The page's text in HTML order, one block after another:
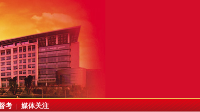
考 | 媒体关注